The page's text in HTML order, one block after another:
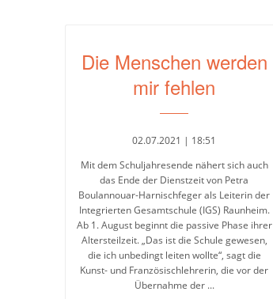
Die Menschen werden
mir fehlen
02.07.2021 | 18:51
Mit dem Schuljahresende nähert sich auch
das Ende der Dienstzeit von Petra
Boulannouar-Harnischfeger als Leiterin der
Integrierten Gesamtschule (IGS) Raunheim.
Ab 1. August beginnt die passive Phase ihrer
Altersteilzeit. „Das ist die Schule gewesen,
die ich unbedingt leiten wollte“, sagt die
Kunst- und Französischlehrerin, die vor der
Übernahme der ...